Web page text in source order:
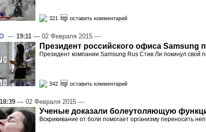
321 оставить комментарий
— 19:11 — 02 Февраля 2015 —
Президент российского офиса Samsung
Президент компании Samsung Rus Стив Ли покинул свой
342 оставить комментарий
18:39 — 02 Февраля 2015 —
Ученые доказали болеутоляющую
Вскрикивание от боли помогает организму переносить